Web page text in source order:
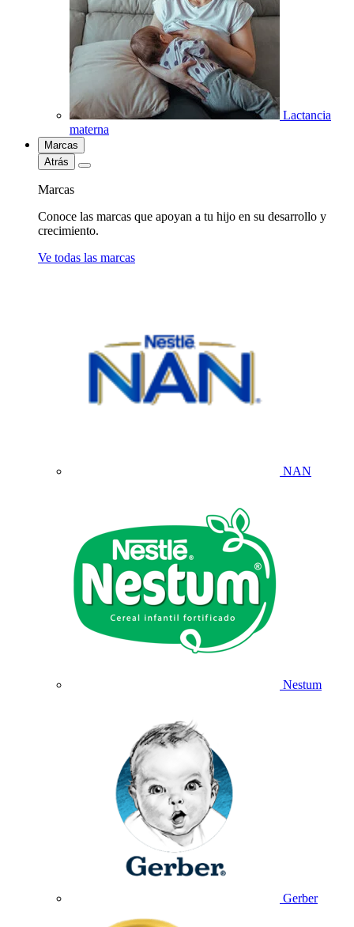
Lactancia
materna
Marcas
Atrás
Marcas
Conoce las marcas que apoyan a tu hijo en su desarrollo y
crecimiento.
Ve todas las marcas
NAN
Nestum
Gerber